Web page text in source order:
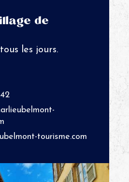
de
les jours.
tourisme.com